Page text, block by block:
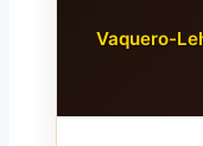
Vaquero-